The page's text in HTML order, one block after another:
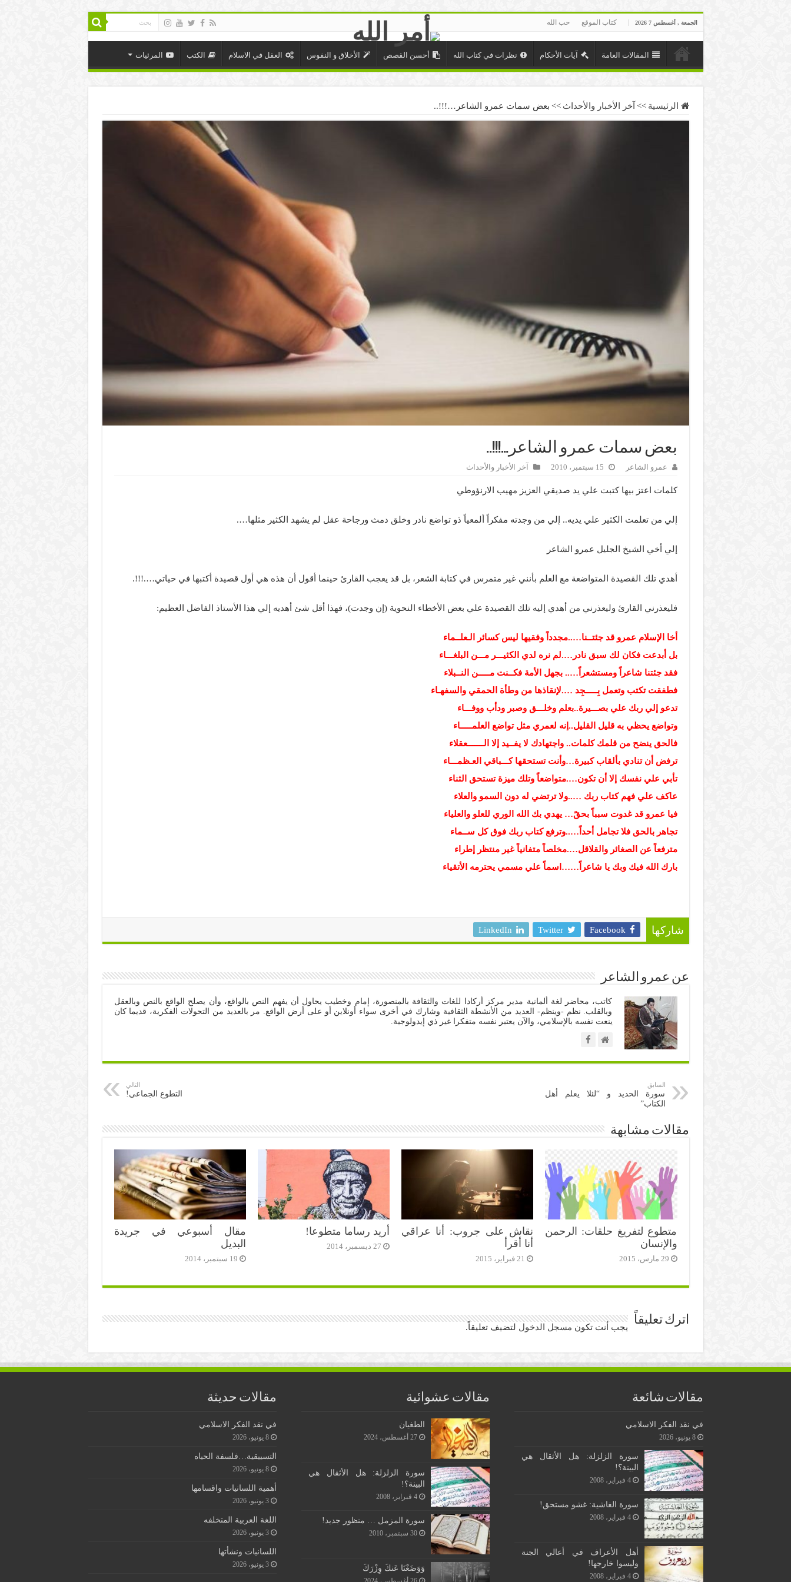
الجمعة , أغسطس 7 2026 كتاب الموقع حب الله
المقالات العامة آيات الأحكام نظرات في كتاب الله أحسن القصص الأخلاق و النفوس العقل في الاسلام الكتب المرئيات
الرئيسية >> آخر الأخبار والأحداث >> بعض سمات عمرو الشاعر…!!!..
بعض سمات عمرو الشاعر…!!!..
عمرو الشاعر 15 سبتمبر، 2010 آخر الأخبار والأحداث
كلمات اعتز بيها كتبت علي يد صديقي العزيز مهيب الارنؤوطي
إلي من تعلمت الكثير علي يديه.. إلي من وجدته مفكراً ألمعياً ذو تواضع نادر وخلق دمث ورجاحة عقل لم يشهد الكثير مثلها….
إلي أخي الشيخ الجليل عمرو الشاعر
أهدي تلك القصيدة المتواضعة مع العلم بأنني غير متمرس في كتابة الشعر، بل قد يعجب القارئ حينما أقول أن هذه هي أول قصيدة أكتبها في حياتي….!!!.
فليعذرني القارئ وليعذرني من أهدي إليه تلك القصيدة علي بعض الأخطاء النحوية (إن وجدت)، فهذا أقل شئ أهديه إلي هذا الأستاذ الفاضل العظيم:
أخا الإسلام عمرو قد جئتــنا…..مجدداً وفقيها ليس كسائر الـعلــماء
بل أبدعت فكان لك سبق نادر….لم نره لدي الكثيـــر مـــن البلغـــاء
فقد جئتنا شاعراً ومستشعراً….. بجهل الأمة فكــنت مـــــن النــبلاء
فطفقت تكتب وتعمل بِـــــجِد ….لإنقاذها من وطأة الحمقي والسفهـاء
تدعو إلي ربك علي بصـــيرة..بعلم وخلـــق وصبر ودأب ووفـــاء
وتواضع يحظي به قليل القليل..إنه لعمري مثل تواضع العلمـــــاء
فالحق ينضح من قلمك كلمات.. واجتهادك لا يفــيد إلا الـــــــعقلاء
ترفض أن تنادي بألقاب كبيرة…وأنت تستحقها كـــباقي العـظمـــاء
تأبي علي نفسك إلا أن تكون….متواضعاً وتلك ميزة تستحق الثناء
عاكف علي فهم كتاب ربك …..ولا ترتضي له دون السمو والعلاء
فيا عمرو قد غدوت سبباً بحقً… يهدي بك الله الوري للعلو والعلياء
تجاهر بالحق فلا تجامل أحداً…..وترفع كتاب ربك فوق كل ســماء
مترفعاً عن الصغائر والقلاقل….مخلصاً متفانياً غير منتظر إطراء
بارك الله فيك وبك يا شاعراً……اسماً علي مسمي يحترمه الأتقياء
شاركها Facebook
Twitter
LinkedIn
عن عمرو الشاعر
كاتب، محاضر لغة ألمانية مدير مركز أركادا للغات والثقافة بالمنصورة، إمام وخطيب يحاول أن يفهم النص بالواقع، وأن يصلح الواقع بالنص وبالعقل
وبالقلب. نظم -وينظم- العديد من الأنشطة الثقافية وشارك في أخرى سواء أونلاين أو على أرض الواقع. مر بالعديد من التحولات الفكرية، قديما كان
ينعت نفسه بالإسلامي، والآن يعتبر نفسه متفكرا غير ذي إيدولوجية.
السابق
سورة الحديد و “لئلا يعلم أهل
الكتاب”
التالي
التطوع الجماعي!
مقالات مشابهة
متطوع لتفريغ حلقات: الرحمن
والإنسان
29 مارس، 2015
نقاش على جروب: أنا عراقي
أنا أقرأ
21 فبراير، 2015
أريد رساما متطوعا!
27 ديسمبر، 2014
مقال أسبوعي في جريدة
البديل
19 سبتمبر، 2014
اترك تعليقاً يجب أنت تكون مسجل الدخول لتضيف تعليقاً.
مقالات شائعة
في نقد الفكر الاسلامي
8 يونيو، 2026
سورة الزلزلة: هل الأثقال هي
البينة؟!
4 فبراير، 2008
سورة الغاشية: غشو مستحق!
4 فبراير، 2008
أهل الأعراف في أعالي الجنة
وليسوا خارجها!
4 فبراير، 2008
مقالات عشوائية
الطغيان
27 أغسطس، 2024
سورة الزلزلة: هل الأثقال هي
البينة؟!
4 فبراير، 2008
سورة المزمل … منظور جديد!
30 سبتمبر، 2010
وَوَضَعْنَا عَنكَ وِزْرَكَ
مقالات حديثة
في نقد الفكر الاسلامي
8 يونيو، 2026
التسييقية…فلسفة الحياه
8 يونيو، 2026
أهمية اللسانيات واقسامها
3 يونيو، 2026
اللغة العربية المتخلفه
3 يونيو، 2026
اللسانيات ونشأتها
3 يونيو، 2026